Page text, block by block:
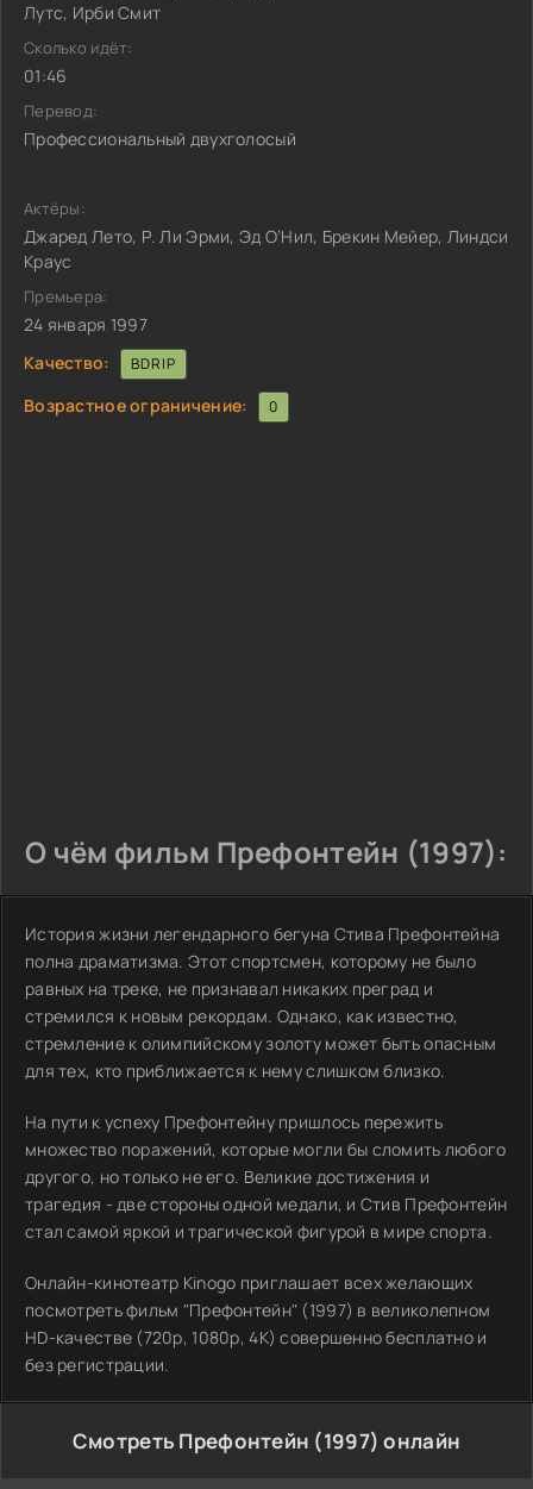
Лутс, Ирби Смит
Сколько идёт:
01:46
Перевод:
Профессиональный двухголосый
Актёры:
Джаред Лето, Р. Ли Эрми, Эд О’Нил, Брекин Мейер, Линдси
Краус
Премьера:
24 января 1997
Качество:
BDRIP
Возрастное ограничение: 0
О чём фильм Префонтейн (1997):
История жизни легендарного бегуна Стива Префонтейна
полна драматизма. Этот спортсмен, которому не было
равных на треке, не признавал никаких преград и
стремился к новым рекордам. Однако, как известно,
стремление к олимпийскому золоту может быть опасным
для тех, кто приближается к нему слишком близко.
На пути к успеху Префонтейну пришлось пережить
множество поражений, которые могли бы сломить любого
другого, но только не его. Великие достижения и
трагедия - две стороны одной медали, и Стив Префонтейн
стал самой яркой и трагической фигурой в мире спорта.
Онлайн-кинотеатр Kinogo приглашает всех желающих
посмотреть фильм "Префонтейн" (1997) в великолепном
HD-качестве (720p, 1080p, 4K) совершенно бесплатно и
без регистрации.
Смотреть Префонтейн (1997) онлайн